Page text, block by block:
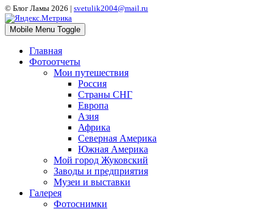
© Блог Ламы 2026 | svetulik2004@mail.ru
Mobile Menu Toggle
Главная
Фотоотчеты
Мои путешествия
Россия
Страны СНГ
Европа
Азия
Африка
Северная Америка
Южная Америка
Мой город Жуковский
Заводы и предприятия
Музеи и выставки
Галерея
Фотоснимки